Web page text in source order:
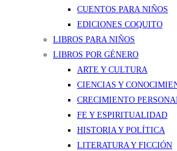
CUENTOS PARA NIÑOS
EDICIONES COQUITO
LIBROS PARA NIÑOS
LIBROS POR GÉNERO
ARTE Y CULTURA
CIENCIAS Y
CRECIMIENTO
FE Y ESPIRITUALIDAD
HISTORIA Y POLÍTICA
LITERATURA Y FICCIÓN